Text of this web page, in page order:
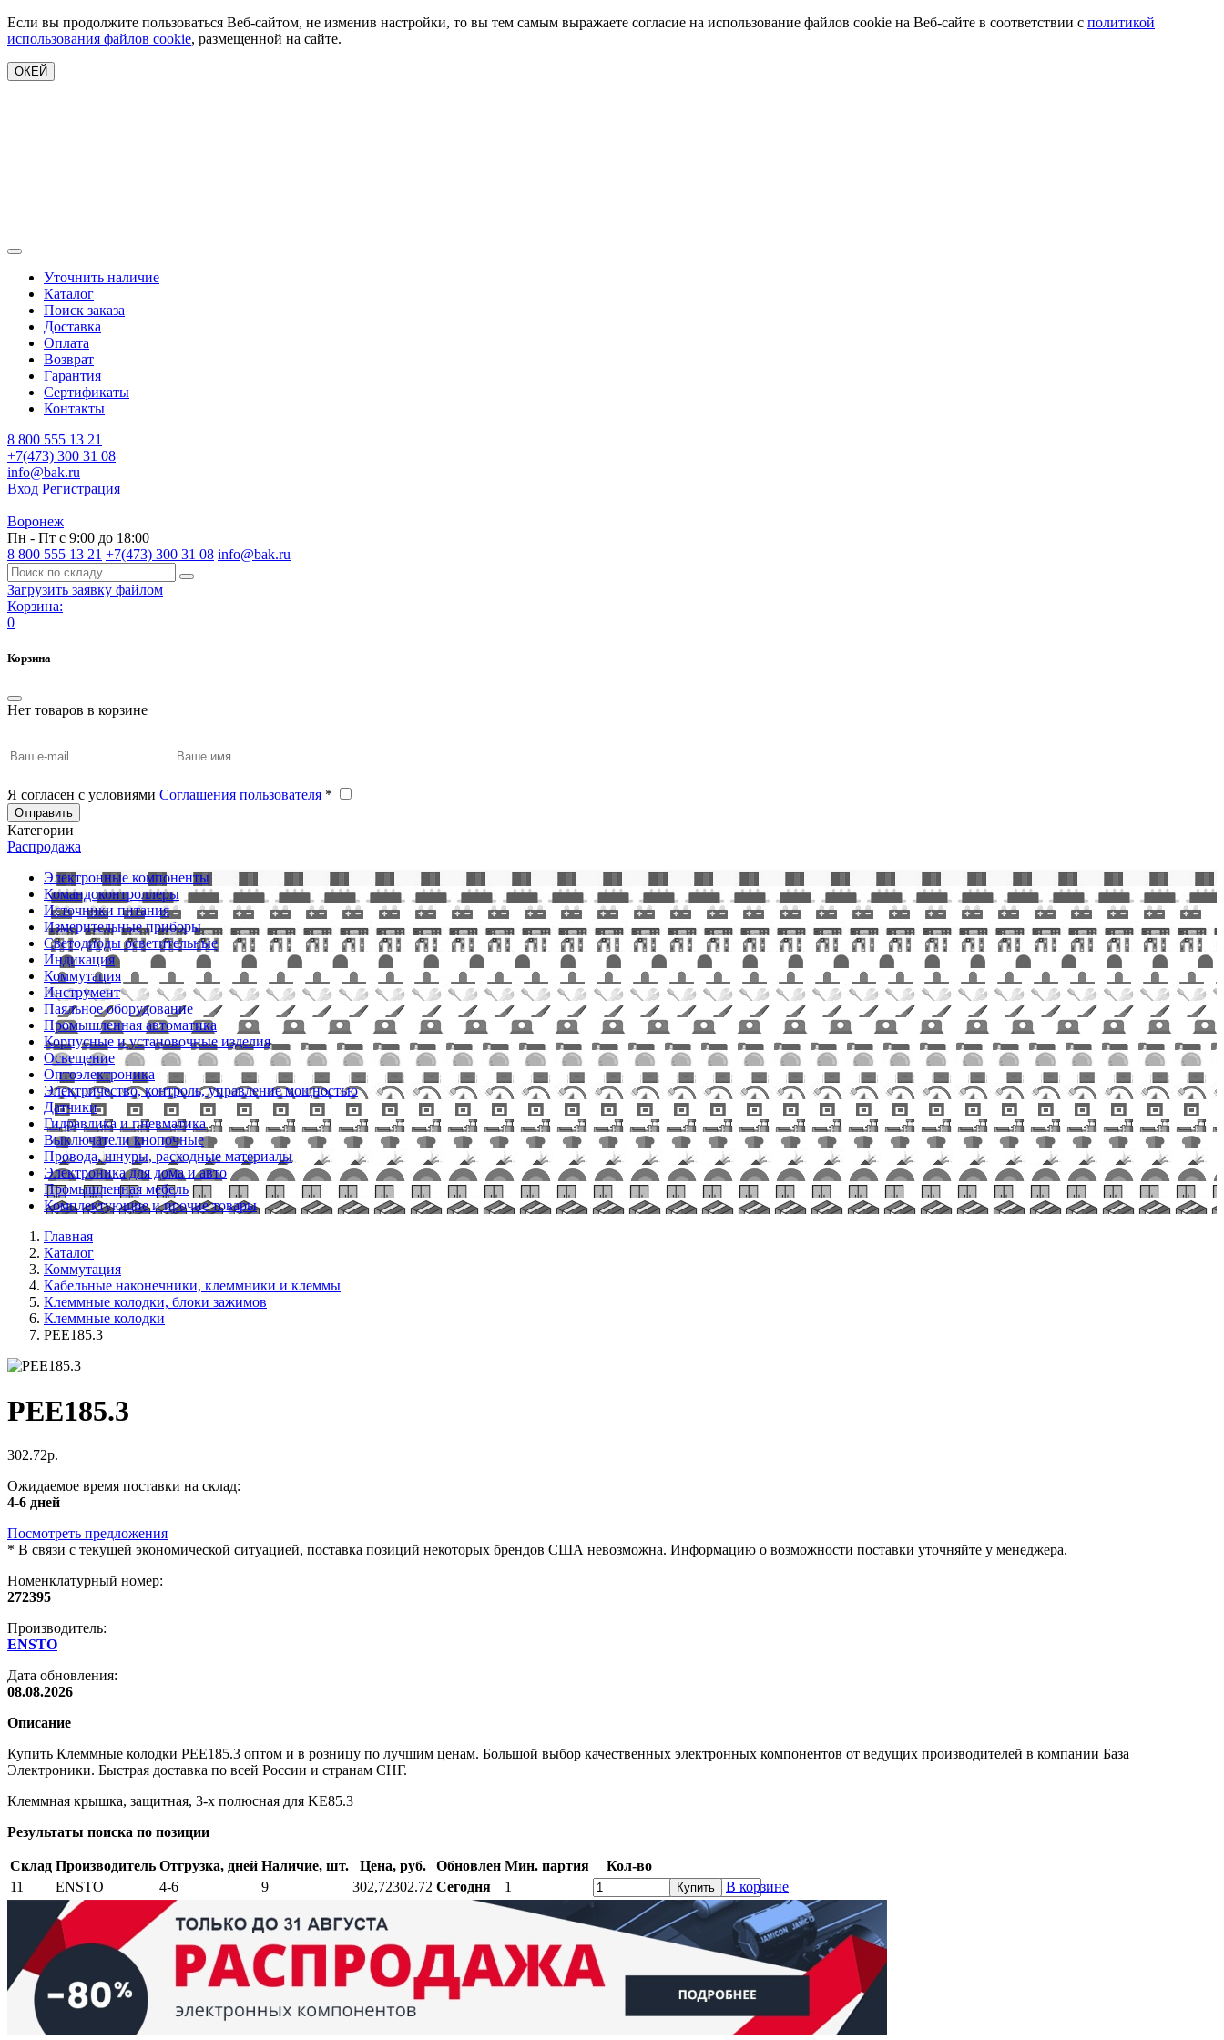
Если вы продолжите пользоваться Веб-сайтом, не изменив настройки, то вы тем самым выражаете согласие на использование файлов cookie на Веб-сайте в соответствии с политикой
использования файлов cookie, размещенной на сайте.
ОКЕЙ
Уточнить наличие
Каталог
Поиск заказа
Доставка
Оплата
Возврат
Гарантия
Сертификаты
Контакты
8 800 555 13 21
+7(473) 300 31 08
info@bak.ru
Вход Регистрация
Воронеж
Пн - Пт с 9:00 до 18:00
8 800 555 13 21 +7(473) 300 31 08 info@bak.ru
Загрузить заявку файлом
Корзина:
0
Корзина
Нет товаров в корзине
Я согласен с условиями Соглашения пользователя *
Отправить
Категории
Распродажа
Электронные компоненты
Командоконтроллеры
Источники питания
Измерительные приборы
Светодиоды осветительные
Индикация
Коммутация
Инструмент
Паяльное оборудование
Промышленная автоматика
Корпусные и установочные изделия
Освещение
Оптоэлектроника
Электричество, контроль, управление мощностью
Датчики
Гидравлика и пневматика
Выключатели кнопочные
Провода, шнуры, расходные материалы
Электроника для дома и авто
Промышленная мебель
Комплектующие и прочие товары
Главная
Каталог
Коммутация
Кабельные наконечники, клеммники и клеммы
Клеммные колодки, блоки зажимов
Клеммные колодки
PEE185.3
PEE185.3
302.72р.
Ожидаемое время поставки на склад:
4-6 дней
Посмотреть предложения
* В связи с текущей экономической ситуацией, поставка позиций некоторых брендов США невозможна. Информацию о возможности поставки уточняйте у менеджера.
Номенклатурный номер:
272395
Производитель:
ENSTO
Дата обновления:
08.08.2026
Описание
Купить Клеммные колодки PEE185.3 оптом и в розницу по лучшим ценам. Большой выбор качественных электронных компонентов от ведущих производителей в компании База
Электроники. Быстрая доставка по всей России и странам СНГ.
Клеммная крышка, защитная, 3-х полюсная для KE85.3
Результаты поиска по позиции
Склад Производитель Отгрузка, дней Наличие, шт. Цена, руб. Обновлен Мин. партия
Кол-во
11
ENSTO 4-6 9 302,72302.72 Сегодня 1 Купить В корзине